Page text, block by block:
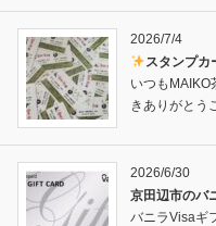
2026/7/4
スタンプ
いつもMAIKO
きありがとう
2026/6/30
京田辺市のバ
バニラVisaギ